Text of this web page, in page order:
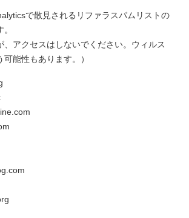
で散見されるリファラスパムリストの
、アクセスはしないでください。ウィルス
能性もあります。）